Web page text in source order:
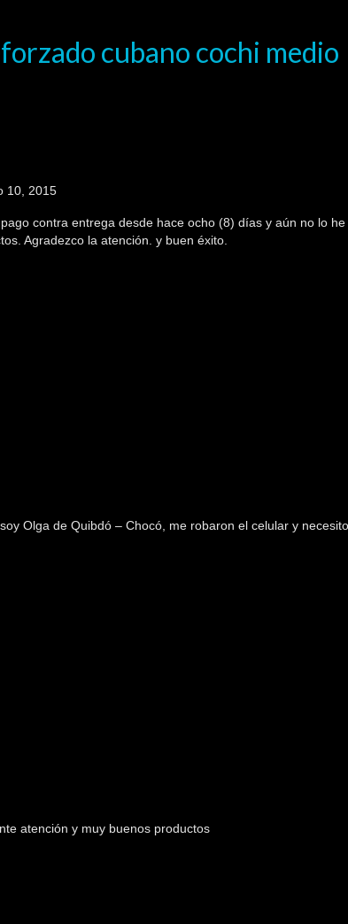
cubano cochi medio
10, 2015
contra entrega desde hace ocho (8) días y aún no lo
Agradezco la atención. y buen éxito.
Olga de Quibdó – Chocó, me robaron el celular y
atención y muy buenos productos